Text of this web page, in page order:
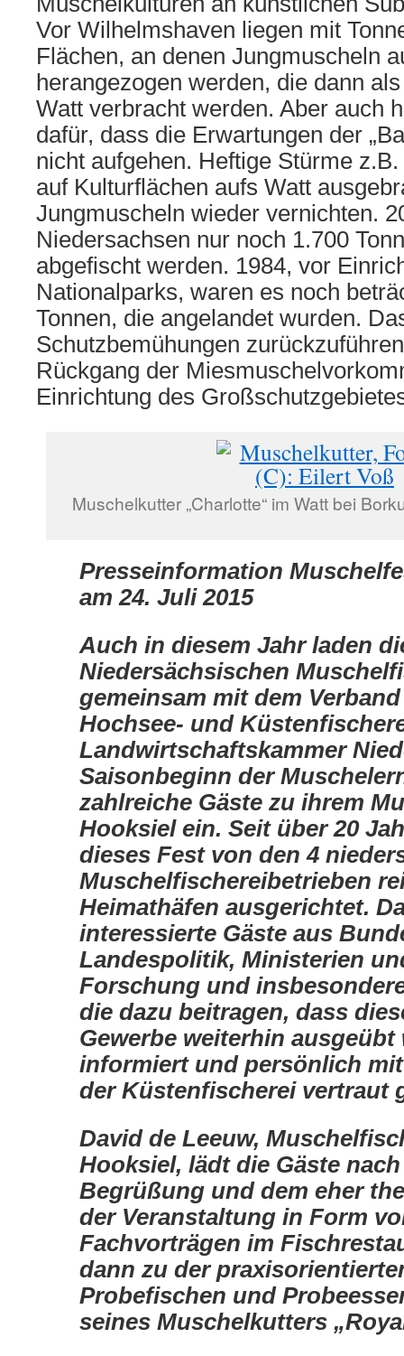
Vor Wilhelmshaven liegen mit
Flächen, an denen Jungmuscheln
herangezogen werden, die dann
Watt verbracht werden. Aber auch
dafür, dass die Erwartungen der
nicht aufgehen. Heftige Stürme
auf Kulturflächen aufs Watt
Jungmuscheln wieder vernichten.
Niedersachsen nur noch 1.700
abgefischt werden. 1984, vor
Nationalparks, waren es noch
Tonnen, die angelandet wurden.
Schutzbemühungen
Rückgang der
Einrichtung des
Muschelkutter „Charlotte“ im Watt bei
Presseinformation
am 24. Juli 2015
Auch in diesem Jahr laden
Niedersächsischen
gemeinsam mit dem
Hochsee- und
Landwirtschaftskammer
Saisonbeginn der
zahlreiche Gäste zu ihrem
Hooksiel ein. Seit über 20
dieses Fest von den 4
Muschelfischereibetrie­ben
Heimathäfen ausgerichtet.
interessierte Gäste aus
Landespolitik, Ministerien
Forschung und
die dazu beitragen, dass
Gewerbe weiterhin ausgeübt
informiert und persönlich
der Küstenfischerei vertraut
David de Leeuw,
Hooksiel, lädt die Gäste
Begrüßung und dem eher
der Veranstaltung in Form
Fachvorträgen im
dann zu der
Probefischen und
seines Muschelkutters